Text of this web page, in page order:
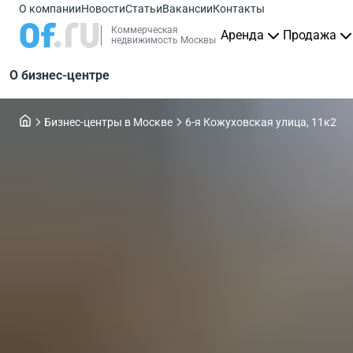
О компанииНовостиСтатьиВакансииКонтакты
Коммерческая
недвижимость Москвы Аренда Продажа
О бизнес-центре
Бизнес-центры в Москве 6-я Кожуховская улица, 11к2